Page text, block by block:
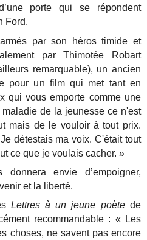
porte qui se répondent
Ford.
par son héros timide et
par Thimotée Robart
remarquable), un ancien
pour un film qui met tant en
qui vous emporte comme une
de la jeunesse ce n'est
mais de le vouloir à tout prix.
détestais ma voix. C'était tout
ce que je voulais cacher. »
envie d’empoigner,
et la liberté.
Lettres à un jeune poètede
recommandable : « Les
choses, ne savent pas encore